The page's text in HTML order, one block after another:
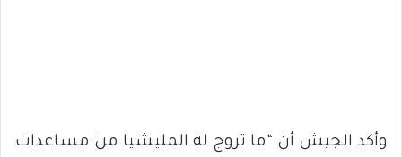
وأكد الجيش أن “ما تروج له المليشيا من مساعدات